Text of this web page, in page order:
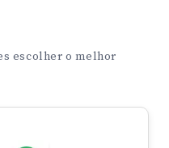
escolher o melhor